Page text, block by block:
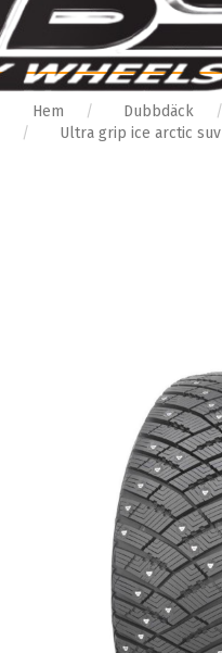
Hem Dubbdäck
Ultra grip ice arctic suv